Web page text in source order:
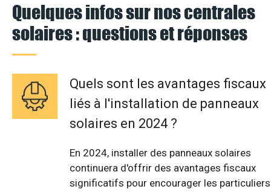
Quelques infos sur nos centrales
solaires : questions et réponses
Quels sont les avantages fiscaux
liés à l'installation de panneaux
solaires en 2024 ?
En 2024, installer des panneaux solaires
continuera d'offrir des avantages fiscaux
significatifs pour encourager les particuliers